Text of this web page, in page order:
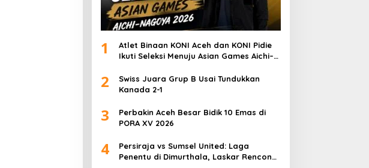
1
Atlet Binaan KONI Aceh dan KONI Pidie
Ikuti Seleksi Menuju Asian Games Aichi–
2
Swiss Juara Grup B Usai Tundukkan
Kanada 2-1
3
Perbakin Aceh Besar Bidik 10 Emas di
PORA XV 2026
4
Persiraja vs Sumsel United: Laga
Penentu di Dimurthala, Laskar Rencong